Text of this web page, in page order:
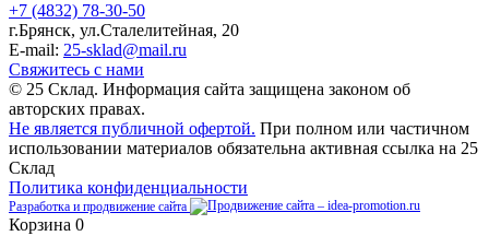
+7 (4832) 78-30-50
г.Брянск, ул.Сталелитейная, 20
E-mail: 25-sklad@mail.ru
Свяжитесь с нами
© 25 Склад. Информация сайта защищена законом об
авторских правах.
Не является публичной офертой. При полном или частичном
использовании материалов обязательна активная ссылка на 25
Склад
Политика конфиденциальности
Разработка и продвижение сайта
Корзина 0